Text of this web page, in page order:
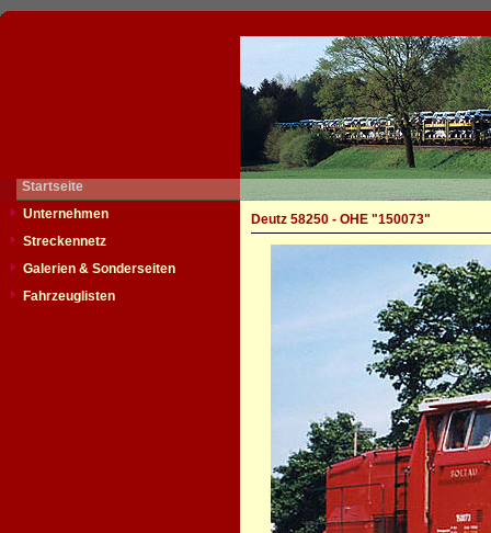
Startseite
Unternehmen
Streckennetz
Galerien & Sonderseiten
Fahrzeuglisten
Deutz 58250 - OHE "150073"